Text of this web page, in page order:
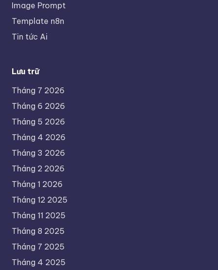
Image Prompt
Template n8n
Tin tức Ai
Lưu trữ
Tháng 7 2026
Tháng 6 2026
Tháng 5 2026
Tháng 4 2026
Tháng 3 2026
Tháng 2 2026
Tháng 1 2026
Tháng 12 2025
Tháng 11 2025
Tháng 8 2025
Tháng 7 2025
Tháng 4 2025